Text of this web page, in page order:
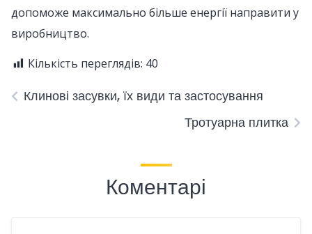
допоможе максимально більше енергії направити у
виробництво.
Кількість переглядів: 40
Клинові засувки, їх види та застосування
Тротуарна плитка
Коментарі